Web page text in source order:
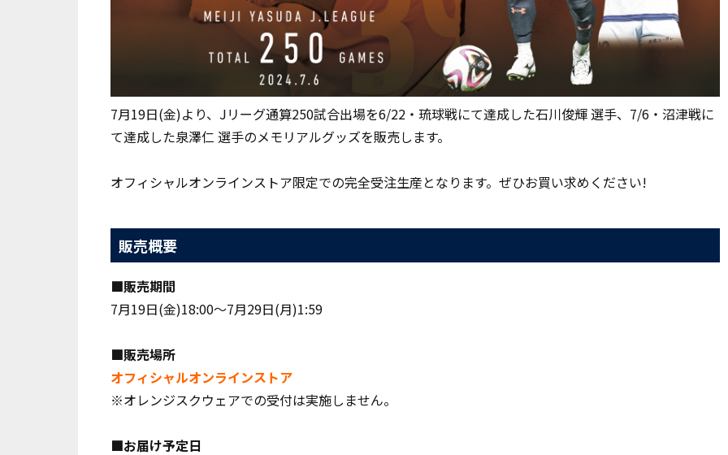
7月19日(金)より、Jリーグ通算250試合出場を6/22・琉球戦にて達成した石川俊輝 選手、7/6・沼津戦に
て達成した泉澤仁 選手のメモリアルグッズを販売します。
オフィシャルオンラインストア限定での完全受注生産となります。ぜひお買い求めください!
販売概要
■販売期間
7月19日(金)18:00〜7月29日(月)1:59
■販売場所
オフィシャルオンラインストア
※オレンジスクウェアでの受付は実施しません。
■お届け予定日